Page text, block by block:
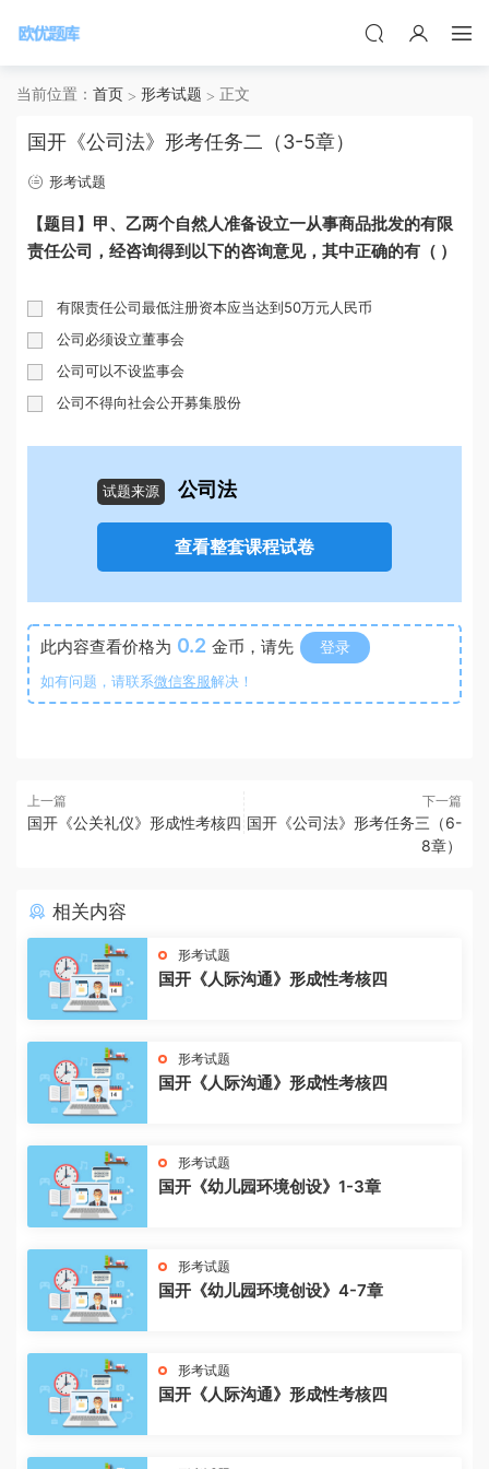
当前位置： 首页 形考试题 正文
国开《公司法》形考任务二（3-5章）
形考试题
【题目】甲、乙两个自然人准备设立一从事商品批发的有限
责任公司，经咨询得到以下的咨询意见，其中正确的有（ ）
有限责任公司最低注册资本应当达到50万元人民币
公司必须设立董事会
公司可以不设监事会
公司不得向社会公开募集股份
试题来源 公司法
查看整套课程试卷
此内容查看价格为 0.2 金币，请先 登录
如有问题，请联系微信客服解决！
上一篇
国开《公关礼仪》形成性考核四
下一篇
国开《公司法》形考任务三（6-
8章）
相关内容
形考试题
国开《人际沟通》形成性考核四
形考试题
国开《人际沟通》形成性考核四
形考试题
国开《幼儿园环境创设》1-3章
形考试题
国开《幼儿园环境创设》4-7章
形考试题
国开《人际沟通》形成性考核四